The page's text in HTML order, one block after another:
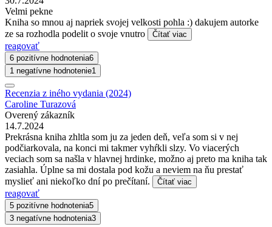
Velmi pekne
Kniha so mnou aj napriek svojej velkosti pohla :) dakujem autorke
ze sa rozhodla podelit o svoje vnutro
Čítať viac
reagovať
6 pozitívne hodnotenia6
1 negatívne hodnotenie1
Recenzia z iného vydania (2024)
Caroline Turazová
Overený zákazník
14.7.2024
Prekrásna kniha zhltla som ju za jeden deň, veľa som si v nej
podčiarkovala, na konci mi takmer vyhŕkli slzy. Vo viacerých
veciach som sa našla v hlavnej hrdinke, možno aj preto ma kniha tak
zasiahla. Úplne sa mi dostala pod kožu a neviem na ňu prestať
myslieť ani niekoľko dní po prečítaní.
Čítať viac
reagovať
5 pozitívne hodnotenia5
3 negatívne hodnotenia3